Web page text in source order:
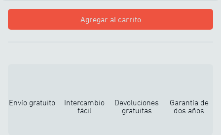
Agregar al carrito
Envío gratuito
Intercambio
fácil
Devoluciones
gratuitas
Garantía de
dos años